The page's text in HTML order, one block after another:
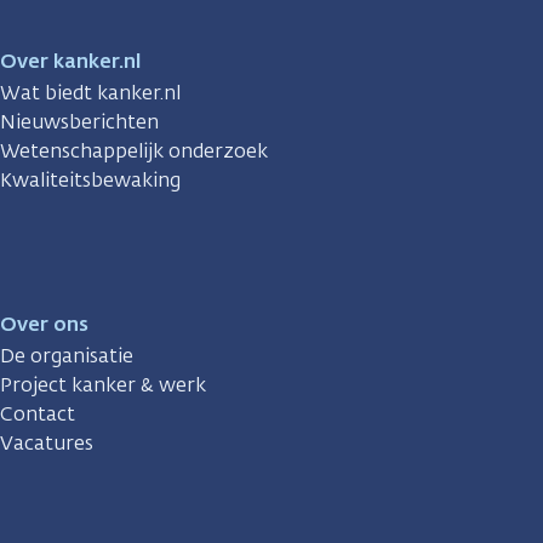
Over kanker.nl
Wat biedt kanker.nl
Nieuwsberichten
Wetenschappelijk onderzoek
Kwaliteitsbewaking
Over ons
De organisatie
Project kanker & werk
Contact
Vacatures